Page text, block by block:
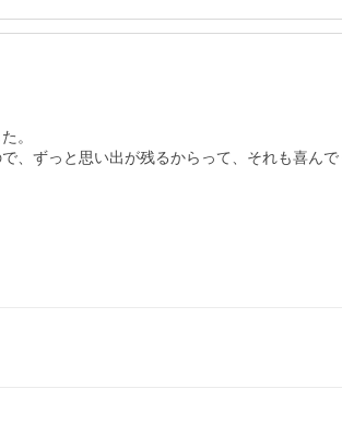
。
ずっと思い出が残るからって、それも喜ん